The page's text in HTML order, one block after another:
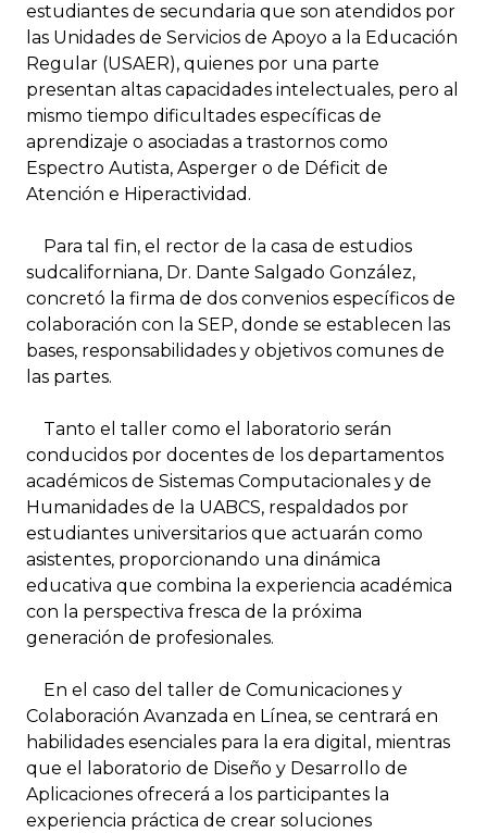
estudiantes de secundaria que son atendidos por
las Unidades de Servicios de Apoyo a la Educación
Regular (USAER), quienes por una parte
presentan altas capacidades intelectuales, pero al
mismo tiempo dificultades específicas de
aprendizaje o asociadas a trastornos como
Espectro Autista, Asperger o de Déficit de
Atención e Hiperactividad.
Para tal fin, el rector de la casa de estudios
sudcaliforniana, Dr. Dante Salgado González,
concretó la firma de dos convenios específicos de
colaboración con la SEP, donde se establecen las
bases, responsabilidades y objetivos comunes de
las partes.
Tanto el taller como el laboratorio serán
conducidos por docentes de los departamentos
académicos de Sistemas Computacionales y de
Humanidades de la UABCS, respaldados por
estudiantes universitarios que actuarán como
asistentes, proporcionando una dinámica
educativa que combina la experiencia académica
con la perspectiva fresca de la próxima
generación de profesionales.
En el caso del taller de Comunicaciones y
Colaboración Avanzada en Línea, se centrará en
habilidades esenciales para la era digital, mientras
que el laboratorio de Diseño y Desarrollo de
Aplicaciones ofrecerá a los participantes la
experiencia práctica de crear soluciones